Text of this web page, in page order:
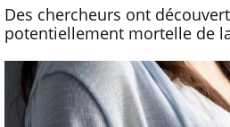
Des chercheurs ont
potentiellement mortelle de